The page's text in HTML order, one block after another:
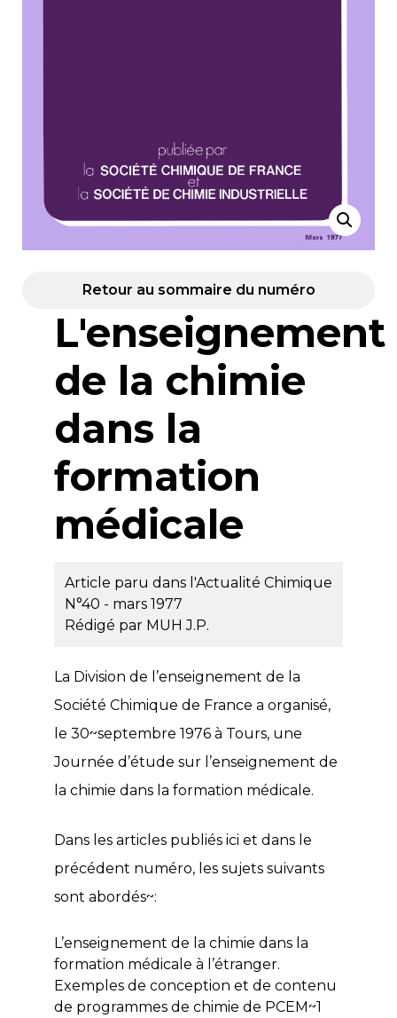
Retour au sommaire du numéro
L'enseignement
de la chimie
dans la
formation
médicale
Article paru dans l'Actualité Chimique
N°40 - mars 1977
Rédigé par MUH J.P.
La Division de l’enseignement de la
Société Chimique de France a organisé,
le 30~septembre 1976 à Tours, une
Journée d’étude sur l’enseignement de
la chimie dans la formation médicale.
Dans les articles publiés ici et dans le
précédent numéro, les sujets suivants
sont abordés~:
L’enseignement de la chimie dans la
formation médicale à l’étranger.
Exemples de conception et de contenu
de programmes de chimie de PCEM~1